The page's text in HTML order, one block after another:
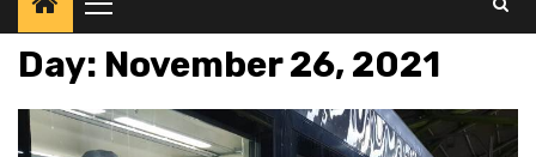
Primary
Menu
Day: November 26, 2021